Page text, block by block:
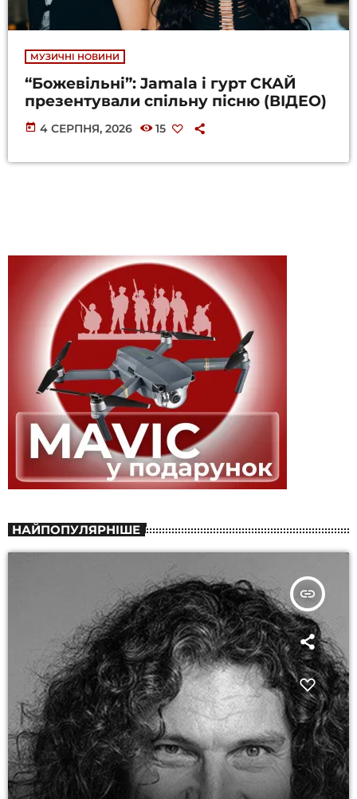
МУЗИЧНІ НОВИНИ
“Божевільні”: Jamala і гурт СКАЙ
презентували спільну пісню (ВІДЕО)
today 4 СЕРПНЯ, 2026 15
НАЙПОПУЛЯРНІШЕ
insert_link